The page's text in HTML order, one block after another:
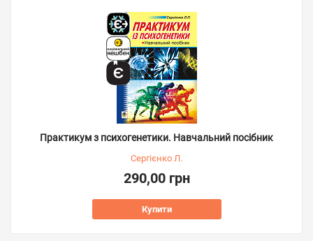
Практикум з психогенетики. Навчальний посібник
Сергієнко Л.
290,00 грн
Купити